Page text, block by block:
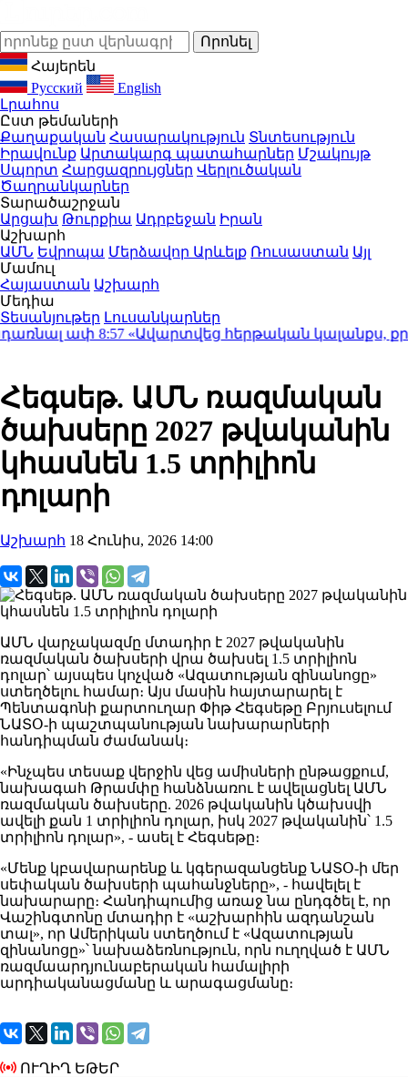
Հայերեն
Русский
English
Լրահոս
Ըստ թեմաների
Քաղաքական Հասարակություն Տնտեսություն
Իրավունք Արտակարգ պատահարներ Մշակույթ
Սպորտ Հարցազրույցներ Վերլուծական
Ծաղրանկարներ
Տարածաշրջան
Արցախ Թուրքիա Ադրբեջան Իրան
Աշխարհ
ԱՄՆ Եվրոպա Մերձավոր Արևելք Ռուսաստան Այլ
Մամուլ
Հայաստան Աշխարհ
Մեդիա
Տեսանյութեր Լուսանկարներ
ափ8:57 «Ավարտվեց հերթական կալանքս,
Հեգսեթ. ԱՄՆ ռազմական
ծախսերը 2027 թվականին
կհասնեն 1.5 տրիլիոն
դոլարի
Աշխարհ 18 Հունիս, 2026 14:00
ԱՄՆ վարչակազմը մտադիր է 2027 թվականին
ռազմական ծախսերի վրա ծախսել 1.5 տրիլիոն
դոլար՝ այսպես կոչված «Ազատության զինանոցը»
ստեղծելու համար։ Այս մասին հայտարարել է
Պենտագոնի քարտուղար Փիթ Հեգսեթը Բրյուսելում
ՆԱՏՕ-ի պաշտպանության նախարարների
հանդիպման ժամանակ։
«Ինչպես տեսաք վերջին վեց ամիսների ընթացքում,
նախագահ Թրամփը հանձնառու է ավելացնել ԱՄՆ
ռազմական ծախսերը. 2026 թվականին կծախսվի
ավելի քան 1 տրիլիոն դոլար, իսկ 2027 թվականին՝ 1.5
տրիլիոն դոլար», - ասել է Հեգսեթը։
«Մենք կբավարարենք և կգերազանցենք ՆԱՏՕ-ի մեր
սեփական ծախսերի պահանջները», - հավելել է
նախարարը։ Հանդիպումից առաջ նա ընդգծել է, որ
Վաշինգտոնը մտադիր է «աշխարհին ազդանշան
տալ», որ Ամերիկան ​​ստեղծում է «Ազատության
զինանոցը»՝ նախաձեռնություն, որն ուղղված է ԱՄՆ
ռազմաարդյունաբերական համալիրի
արդիականացմանը և արագացմանը։
ՈՒՂԻՂ ԵԹԵՐ